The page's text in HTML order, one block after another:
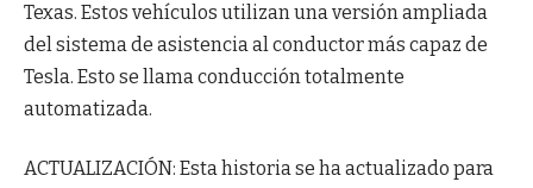
Texas. Estos vehículos utilizan una versión ampliada
del sistema de asistencia al conductor más capaz de
Tesla. Esto se llama conducción totalmente
automatizada.
ACTUALIZACIÓN: Esta historia se ha actualizado para